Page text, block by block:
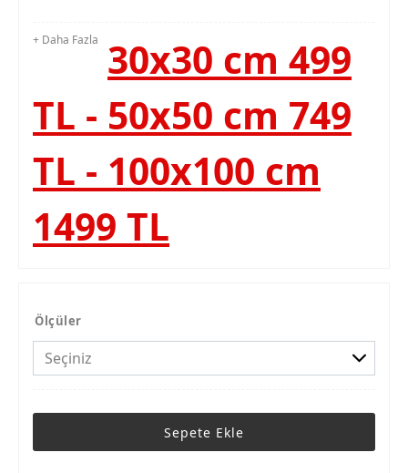
+ Daha Fazla
30x30 cm 499
TL - 50x50 cm 749
TL - 100x100 cm
1499 TL
Ölçüler
Sepete Ekle